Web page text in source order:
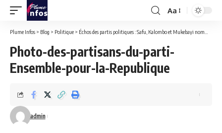
Font
Resizer
Aa
Plume Infos > Blog > Politique > Échos des partis politiques : Safu, Kalombo et Mukebayi nommés communicateurs d’ Ensemble pour la République par Katumbi.
Photo-des-partisans-du-parti-
Ensemble-pour-la-Republique
admin